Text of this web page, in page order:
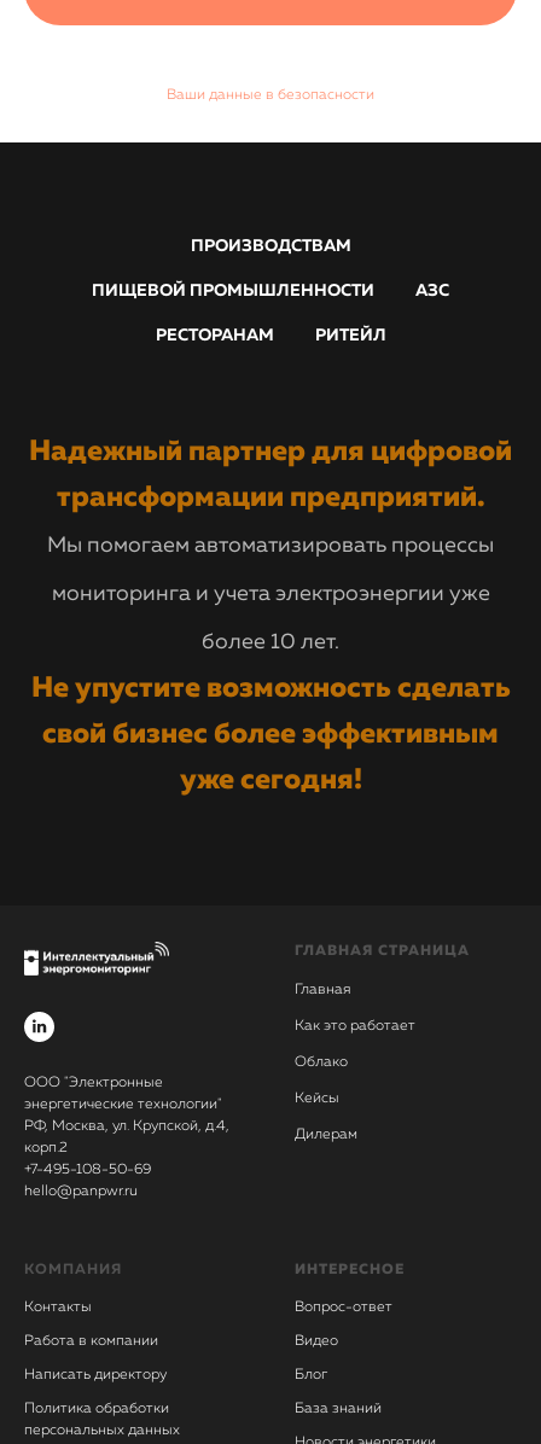
Ваши данные в безопасности
ПРОИЗВОДСТВАМ
ПИЩЕВОЙ ПРОМЫШЛЕННОСТИ АЗС
РЕСТОРАНАМ РИТЕЙЛ
Надежный партнер для цифровой
трансформации предприятий.
Мы помогаем автоматизировать процессы
мониторинга и учета электроэнергии уже
более 10 лет.
Не упустите возможность сделать
свой бизнес более эффективным
уже сегодня!
ООО "Электронные
энергетические технологии"
РФ, Москва, ул. Крупской, д.4,
корп.2
+7-495-108-50-69
hello@panpwr.ru
ГЛАВНАЯ СТРАНИЦА
Главная
Как это работает
Облако
Кейсы
Дилерам
КОМПАНИЯ
Контакты
Работа в компании
Написать директору
Политика обработки
персональных данных
ИНТЕРЕСНОЕ
Вопрос-ответ
Видео
Блог
База знаний